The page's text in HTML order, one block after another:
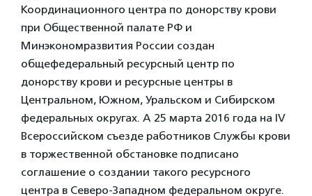
Координационного центра по донорству крови
при Общественной палате РФ и
Минэкономразвития России создан
общефедеральный ресурсный центр по
донорству крови и ресурсные центры в
Центральном, Южном, Уральском и Сибирском
федеральных округах. А 25 марта 2016 года на IV
Всероссийском съезде работников Службы крови
в торжественной обстановке подписано
соглашение о создании такого ресурсного
центра в Северо-Западном федеральном округе.